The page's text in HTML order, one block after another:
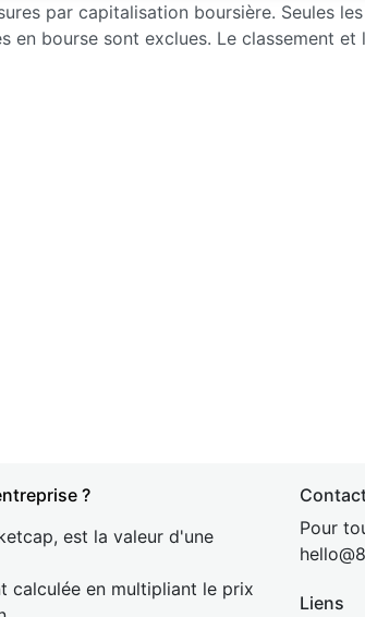
par capitalisation boursière. Seules
en bourse sont exclues. Le classement
?
est la valeur d'une
calculée en multipliant le prix
Pour
hel
Liens